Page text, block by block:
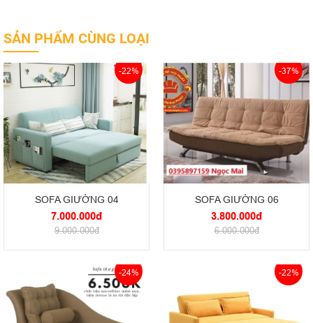
SẢN PHẨM CÙNG LOẠI
-22%
SOFA GIƯỜNG 04
7.000.000đ
9.000.000đ
-37%
SOFA GIƯỜNG 06
3.800.000đ
6.000.000đ
-24% -22%